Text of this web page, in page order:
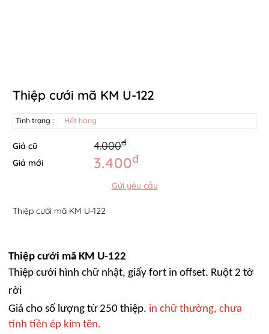
Thiệp cưới mã KM U-122
Tình trạng : Hết hàng
Giá cũ 4.000đ
Giá mới 3.400đ
Gửi yêu cầu
Thiệp cưới mã KM U-122
Thiệp cưới mã KM U-122
Thiệp cưới hình chữ nhật, giấy fort in offset. Ruột 2 tờ
rời
Giá cho số lượng từ 250 thiệp. in chữ thường, chưa
tính tiền ép kim tên.